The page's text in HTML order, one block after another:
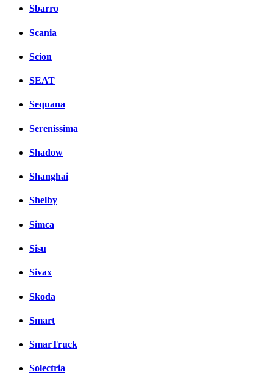
Sbarro
Scania
Scion
SEAT
Sequana
Serenissima
Shadow
Shanghai
Shelby
Simca
Sisu
Sivax
Skoda
Smart
SmarTruck
Solectria